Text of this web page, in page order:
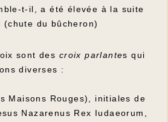
t-il, a été élevée à la suite
(chute du bûcheron)
sont des croix parlantes qui
diverses :
Rouges), initiales de
Nazarenus Rex Iudaeorum,